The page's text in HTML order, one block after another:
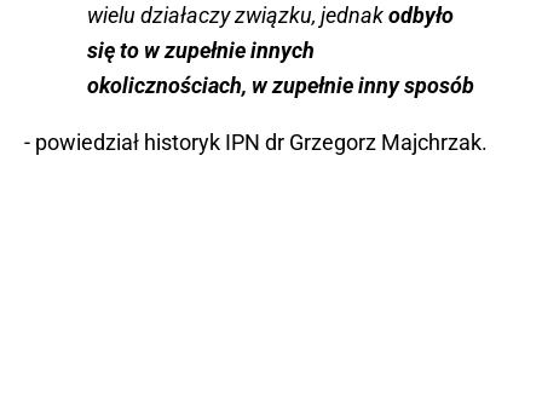
wielu działaczy związku, jednakodbyło
się to w zupełnie innych
okolicznościach, w zupełnie inny sposób
- powiedział historyk IPN dr Grzegorz Majchrzak.